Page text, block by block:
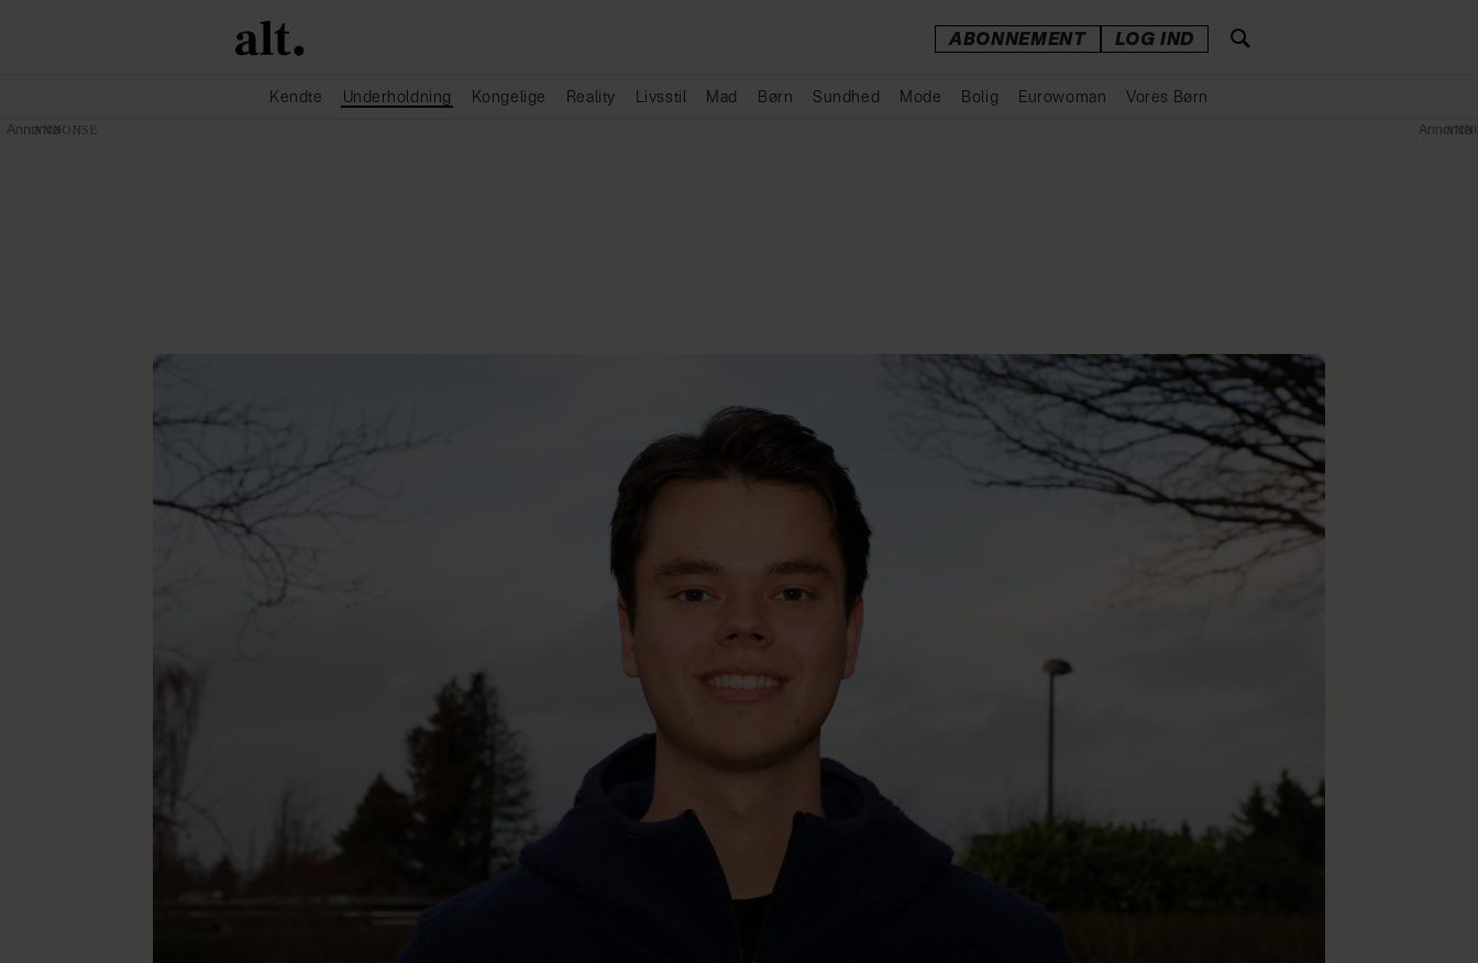
ABONNEMENT LOG IND
Kendte Underholdning Kongelige Reality Livsstil Mad Børn Sundhed Mode Bolig Eurowoman Vores Børn
Annonce Annonce